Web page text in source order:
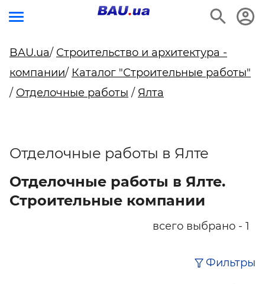
BAU.ua/ Строительство и архитектура -
компании/ Каталог "Строительные работы"
/ Отделочные работы / Ялта
Отделочные работы в Ялте
Отделочные работы в Ялте.
Строительные компании
всего выбрано - 1
Фильтры